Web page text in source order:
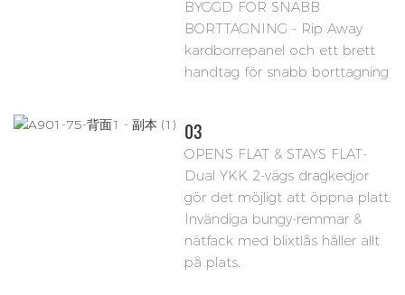
BYGGD FÖR SNABB
BORTTAGNING - Rip Away
kardborrepanel och ett brett
handtag för snabb borttagning
03
OPENS FLAT & STAYS FLAT-
Dual YKK 2-vägs dragkedjor
gör det möjligt att öppna platt;
Invändiga bungy-remmar &
nätfack med blixtlås håller allt
på plats.